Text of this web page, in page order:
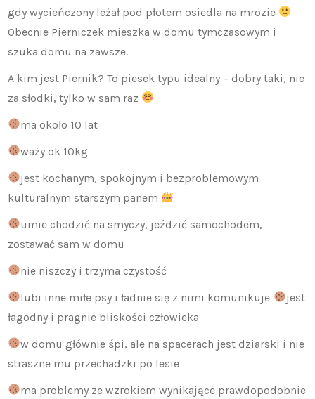
gdy wycieńczony leżał pod płotem osiedla na mrozie
Obecnie Pierniczek mieszka w domu tymczasowym i
szuka domu na zawsze.
A kim jest Piernik? To piesek typu idealny – dobry taki, nie
za słodki, tylko w sam raz
ma około 10 lat
waży ok 10kg
jest kochanym, spokojnym i bezproblemowym
kulturalnym starszym panem
umie chodzić na smyczy, jeździć samochodem,
zostawać sam w domu
nie niszczy i trzyma czystość
lubi inne miłe psy i ładnie się z nimi komunikuje
jest
łagodny i pragnie bliskości człowieka
w domu głównie śpi, ale na spacerach jest dziarski i nie
straszne mu przechadzki po lesie
ma problemy ze wzrokiem wynikające prawdopodobnie